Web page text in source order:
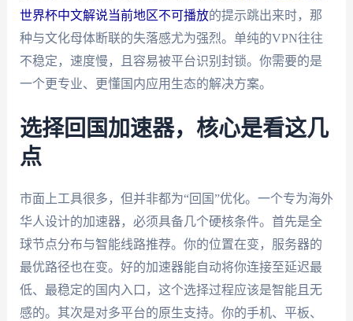
世界杯中文解说当前地区不可播放的提示跳出来时，那
种与文化母体断联的失落感尤为强烈。单纯的VPN往往
不稳定，速度慢，且容易被平台识别封锁。你需要的是
一个更专业、更懂国内应用生态的解决方案。
选择回国加速器，核心是看这几
点
市面上工具很多，但并非都为“回国”优化。一个专为海外
华人设计的加速器，必须具备几个硬核条件。首先是全
球节点分布与智能线路推荐。你的位置在变，服务器的
最优路径也在变。好的加速器能自动将你连接至延迟最
低、最稳定的国内入口，这个选择过程应该是智能且无
感的。其次是对多平台的原生支持。你的手机、平板、